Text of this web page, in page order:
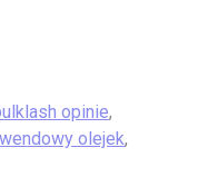
opinie,
olejek,